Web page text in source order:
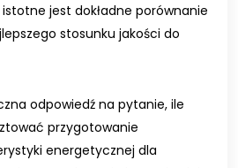
jest dokładne porównanie
stosunku jakości do
odpowiedź na pytanie, ile
przygotowanie
energetycznej dla